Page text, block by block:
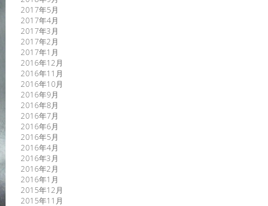
2017年5月
2017年4月
2017年3月
2017年2月
2017年1月
2016年12月
2016年11月
2016年10月
2016年9月
2016年8月
2016年7月
2016年6月
2016年5月
2016年4月
2016年3月
2016年2月
2016年1月
2015年12月
2015年11月